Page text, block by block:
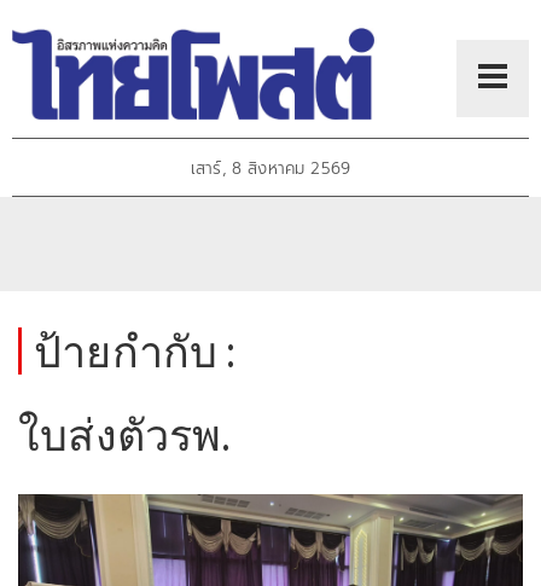
เสาร์, 8 สิงหาคม 2569
ป้ายกำกับ :
ใบส่งตัวรพ.